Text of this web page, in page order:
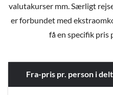
valutakurser mm. Særligt
er forbundet med
få en specifik pris
Fra-pris pr. person i